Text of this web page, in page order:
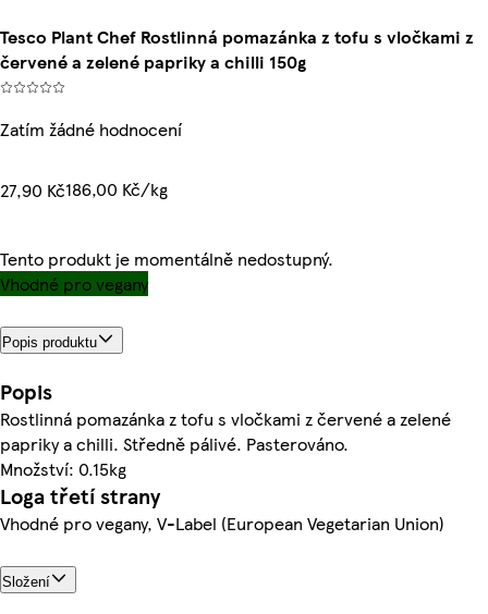
Tesco Plant Chef Rostlinná pomazánka z tofu s vločkami z
červené a zelené papriky a chilli 150g
Zatím žádné hodnocení
27,90 Kč186,00 Kč/kg
Tento produkt je momentálně nedostupný.
Vhodné pro vegany
Popis produktu
Popis
Rostlinná pomazánka z tofu s vločkami z červené a zelené
papriky a chilli. Středně pálivé. Pasterováno.
Množství: 0.15kg
Loga třetí strany
Vhodné pro vegany, V-Label (European Vegetarian Union)
Složení